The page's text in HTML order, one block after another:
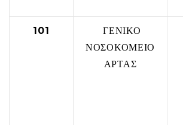
101
ΓΕΝΙΚΟ
ΝΟΣΟΚΟΜΕΙΟ
ΑΡΤΑΣ